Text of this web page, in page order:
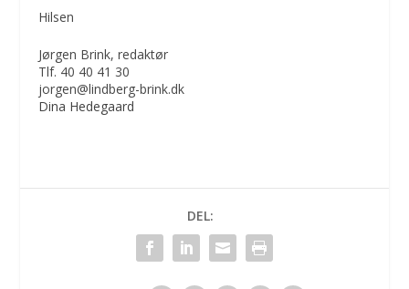
Hilsen
Jørgen Brink, redaktør
Tlf. 40 40 41 30
jorgen@lindberg-brink.dk
Dina Hedegaard
DEL: